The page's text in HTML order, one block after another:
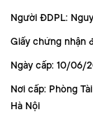
Người ĐDPL:
Giấy chứng nhận
Ngày cấp: 10/06/
Nơi cấp: Phòng
Hà Nội